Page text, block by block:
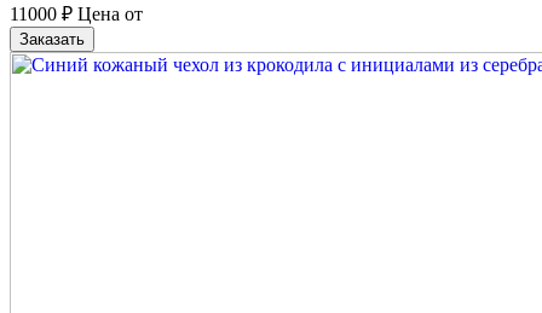
11000 ₽ Цена от
Заказать